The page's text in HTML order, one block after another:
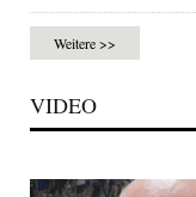
Weitere >>
VIDEO